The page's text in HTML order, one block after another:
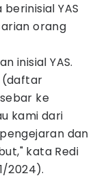
YAS
orang
inisial YAS.
(daftar
ke
kami dari
dan
kata Redi
2024).